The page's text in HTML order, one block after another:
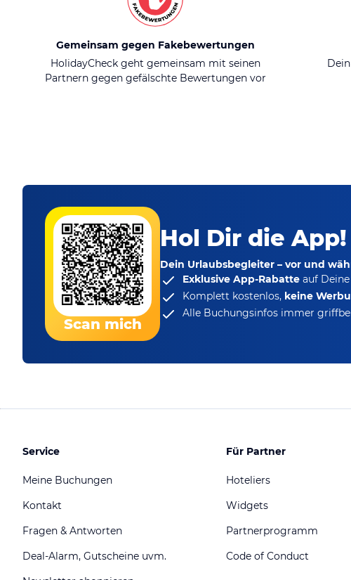
Gemeinsam gegen Fakebewertungen
HolidayCheck geht gemeinsam mit seinen
Partnern gegen gefälschte Bewertungen vor
Scan mich
Hol Dir die App!
Dein Urlaubsbegleiter – vor und
Exklusive App-Rabatte auf
Komplett kostenlos, keine
Alle Buchungsinfos immer
Service
Meine Buchungen
Kontakt
Fragen & Antworten
Deal-Alarm, Gutscheine uvm.
Für Partner
Hoteliers
Widgets
Partnerprogramm
Code of Conduct